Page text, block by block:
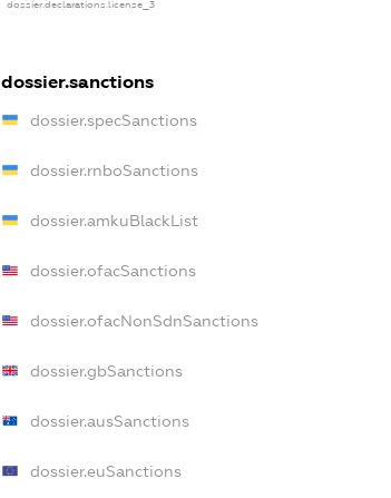
dossier.declarations.license_3
dossier.sanctions
dossier.specSanctions
dossier.rnboSanctions
dossier.amkuBlackList
dossier.ofacSanctions
dossier.ofacNonSdnSanctions
dossier.gbSanctions
dossier.ausSanctions
dossier.euSanctions